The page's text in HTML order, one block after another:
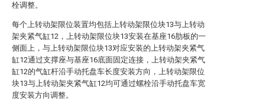
栓调整。
每个上转动架限位装置均包括上转动架限位块13与上转动
架夹紧气缸12，上转动架限位块13安装在基座16肋板的一
侧面上，与上转动架限位块13对应安装的上转动架夹紧气
缸12通过支撑座与基座16底面固定连接，上转动架夹紧气
缸12的气缸杆沿手动托盘车长度安装方向，上转动架限位
块13与上转动架夹紧气缸12均可通过螺栓沿手动托盘车宽
度安装方向调整。